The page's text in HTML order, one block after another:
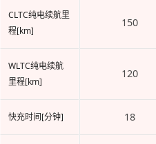
CLTC纯电续航里
程[km]
WLTC纯电续航
里程[km]
快充时间[分钟]
150
120
18